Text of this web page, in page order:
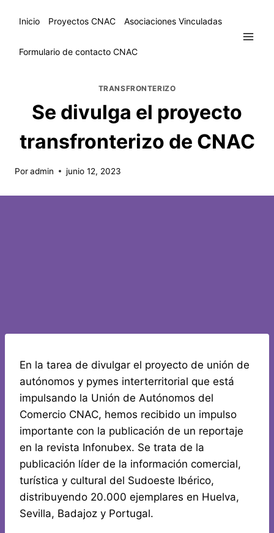
Inicio Proyectos CNAC Asociaciones Vinculadas
Formulario de contacto CNAC
TRANSFRONTERIZO
Se divulga el proyecto
transfronterizo de CNAC
Poradmin junio 12, 2023
En la tarea de divulgar el proyecto de unión de
autónomos y pymes interterritorial que está
impulsando la Unión de Autónomos del
Comercio CNAC, hemos recibido un impulso
importante con la publicación de un reportaje
en la revista Infonubex. Se trata de la
publicación líder de la información comercial,
turística y cultural del Sudoeste Ibérico,
distribuyendo 20.000 ejemplares en Huelva,
Sevilla, Badajoz y Portugal.